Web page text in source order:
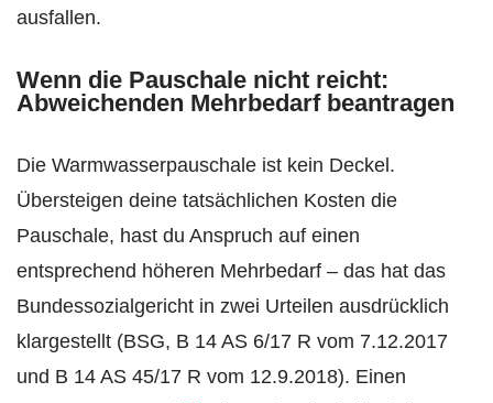
ausfallen.
Wenn die Pauschale nicht reicht:
Abweichenden Mehrbedarf beantragen
Die Warmwasserpauschale ist kein Deckel.
Übersteigen deine tatsächlichen Kosten die
Pauschale, hast du Anspruch auf einen
entsprechend höheren Mehrbedarf – das hat das
Bundessozialgericht in zwei Urteilen ausdrücklich
klargestellt (BSG, B 14 AS 6/17 R vom 7.12.2017
und B 14 AS 45/17 R vom 12.9.2018). Einen